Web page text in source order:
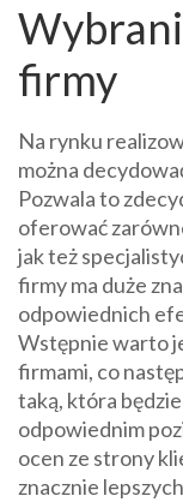
firmy
Na rynku
można
Pozwala to
oferować
jak też
firmy ma duże
odpowiednich
Wstępnie warto
firmami, co
taką, która
odpowiednim
ocen ze strony
znacznie